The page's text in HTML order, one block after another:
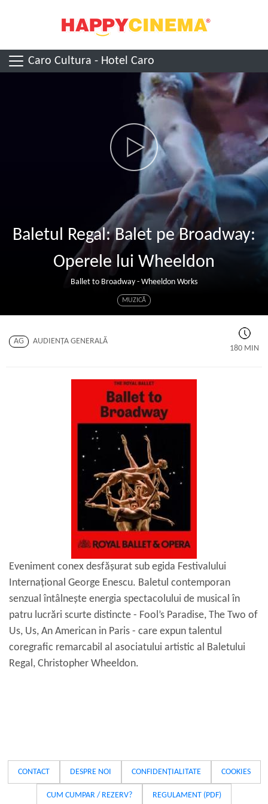
Caro Cultura - Hotel Caro
Baletul Regal: Balet pe Broadway:
Operele lui Wheeldon
Ballet to Broadway - Wheeldon Works
MUZICĂ
AG
AUDIENŢA GENERALĂ
180 MIN
Eveniment conex desfășurat sub egida Festivalului
Internațional George Enescu. Baletul contemporan
senzual întâlnește energia spectacolului de musical în
patru lucrări scurte distincte - Fool’s Paradise, The Two of
Us, Us, An American in Paris - care expun talentul
coregrafic remarcabil al asociatului artistic al Baletului
Regal, Christopher Wheeldon.
CONTACT DESPRE NOI CONFIDENȚIALITATE COOKIES
CUM CUMPAR / REZERV? REGULAMENT (PDF)